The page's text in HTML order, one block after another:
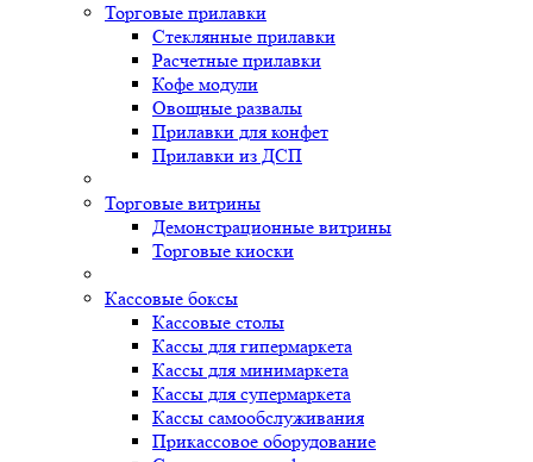
Торговые прилавки
Стеклянные прилавки
Расчетные прилавки
Кофе модули
Овощные развалы
Прилавки для конфет
Прилавки из ДСП
Торговые витрины
Демонстрационные витрины
Торговые киоски
Кассовые боксы
Кассовые столы
Кассы для гипермаркета
Кассы для минимаркета
Кассы для супермаркета
Кассы самообслуживания
Прикассовое оборудование